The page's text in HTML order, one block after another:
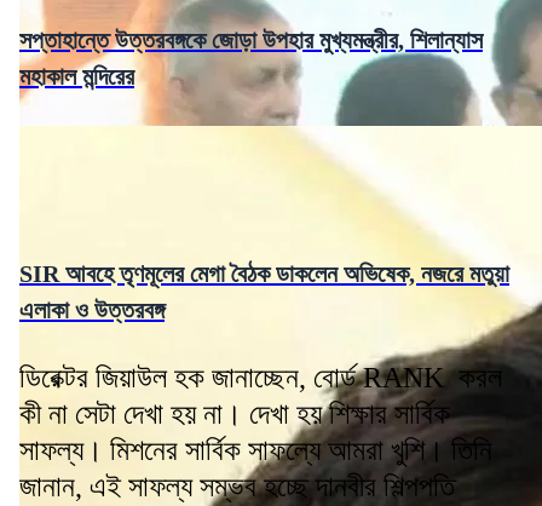
সপ্তাহান্তে উত্তরবঙ্গকে জোড়া উপহার মুখ্যমন্ত্রীর, শিলান্যাস
মহাকাল মন্দিরের
SIR আবহে তৃণমূলের মেগা বৈঠক ডাকলেন অভিষেক, নজরে মতুয়া
এলাকা ও উত্তরবঙ্গ
ডিরেক্টর জিয়াউল হক জানাচ্ছেন, বোর্ড RANK করল
কী না সেটা দেখা হয় না। দেখা হয় শিক্ষার সার্বিক
সাফল্য। মিশনের সার্বিক সাফল্যে আমরা খুশি। তিনি
জানান, এই সাফল্য সম্ভব হচ্ছে দানবীর শিল্পপতি